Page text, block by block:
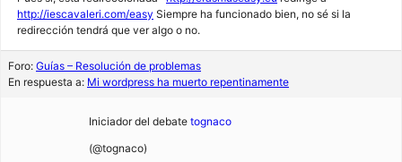
http://iescavaleri.com/easy Siempre ha funcionado bien, no sé si la
redirección tendrá que ver algo o no.
Foro: Guías – Resolución de problemas
En respuesta a: Mi wordpress ha muerto repentinamente
Iniciador del debate tognaco
(@tognaco)